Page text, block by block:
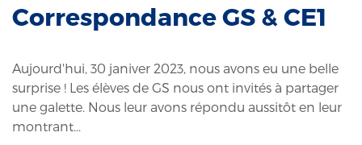
Correspondance GS & CE1
Aujourd'hui, 30 janiver 2023, nous avons eu une belle
surprise ! Les élèves de GS nous ont invités à partager
une galette. Nous leur avons répondu aussitôt en leur
montrant...